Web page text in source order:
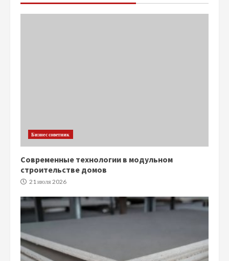
Бизнес советник
Современные технологии в модульном
строительстве домов
21 июля 2026